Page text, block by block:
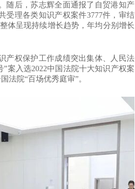
后，苏志辉全面通报了自贸港知产
受理各类知识产权案件3777件，审结
体呈现持续增长趋势，年均分别增长
权保护工作成绩突出集体、人民法
案入选2022中国法院十大知识产权案
法院“百场优秀庭审”。